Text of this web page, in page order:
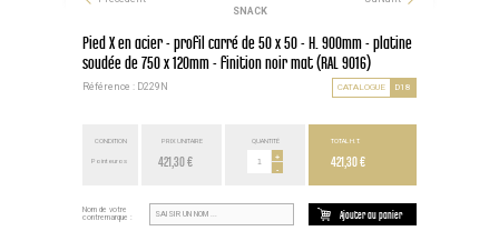
SNACK
Pied X en acier - profil carré de 50 x 50 - H. 900mm - platine
soudée de 750 x 120mm - finition noir mat (RAL 9016)
Référence : D229N CATALOGUE D18
CONDITION
Point euros
PRIX UNITAIRE
421,30 €
QUANTITÉ
+
-
TOTAL H.T.
421,30 €
Nom de votre
contremarque :
Ajouter au panier